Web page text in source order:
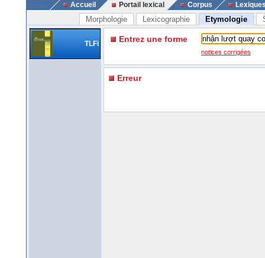
Accueil Portail lexical Corpus
Morphologie Lexicographie Etymologie
TLFi Entrez une forme
notices corrigées
Erreur